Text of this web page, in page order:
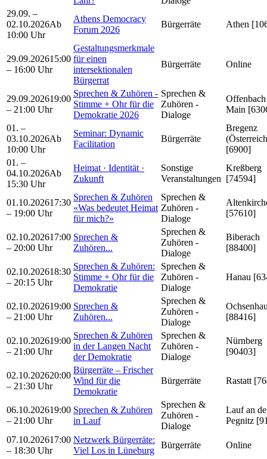
29.09. –
02.10.2026Ab
10:00 Uhr
Athens Democracy
Forum 2026
Bürgerräte Athen
29.09.202615:00
– 16:00 Uhr
Gestaltungsmerkmale
für einen
intersektionalen
Bürgerrat
Bürgerräte Online
29.09.202619:00
– 21:00 Uhr
Sprechen & Zuhören -
Stimme + Ohr für die
Demokratie 2026
Sprechen &
Zuhören -
Dialoge
Main
01. –
03.10.2026Ab
10:00 Uhr
Seminar: Dynamic
Facilitation
Bürgerräte
Bregenz
[6900]
01. –
04.10.2026Ab
15:30 Uhr
Heimat · Identität ·
Zukunft
Sonstige
Veranstaltungen
Kreßberg
[74594]
01.10.202617:30
– 19:00 Uhr
Sprechen & Zuhören
«Was bedeutet Heimat
für mich?»
Sprechen &
Zuhören -
Dialoge
[57610]
02.10.202617:00
– 20:00 Uhr
Sprechen &
Zuhören...
Sprechen &
Zuhören -
Dialoge
Biberach
[88400]
02.10.202618:30
– 20:15 Uhr
Sprechen & Zuhören:
Stimme + Ohr für die
Demokratie
Sprechen &
Zuhören -
Dialoge
Hanau
02.10.202619:00
– 21:00 Uhr
Sprechen &
Zuhören...
Sprechen &
Zuhören -
Dialoge
[88416]
02.10.202619:00
– 21:00 Uhr
Sprechen & Zuhören
in der Langen Nacht
der Demokratie
Sprechen &
Zuhören -
Dialoge
Nürnberg
[90403]
02.10.202620:00
– 21:30 Uhr
Bürgerräte – Frischer
Wind für die
Demokratie
Bürgerräte Rastatt
06.10.202619:00
– 21:00 Uhr
Sprechen & Zuhören
in Lauf
Sprechen &
Zuhören -
Dialoge
Lauf an
Pegnitz
07.10.202617:00
– 18:30 Uhr
Netzwerk Bürgerräte:
Viel Los in Lüneburg
Bürgerräte Online